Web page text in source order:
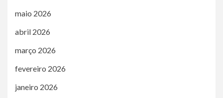
maio 2026
abril 2026
março 2026
fevereiro 2026
janeiro 2026